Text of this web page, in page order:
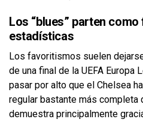
Los “blues” parten
estadísticas
Los favoritismos suelen
de una final de la UEFA Europa
pasar por alto que el Chelsea
regular bastante más completa
demuestra principalmente